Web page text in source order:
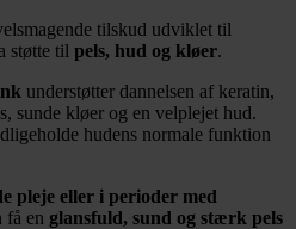
tilskud udviklet til
støtte til pels, hud og kløer.
understøtter dannelsen af keratin,
sunde kløer og en velplejet hud.
hudens normale funktion
pleje eller i perioder med
få en glansfuld, sund og stærk pels